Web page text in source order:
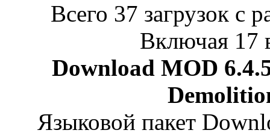
Всего 37 загрузок с
Включая 17
Download MOD
Языковой пакет